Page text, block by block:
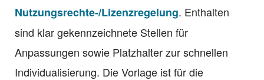
Nutzungsrechte-/Lizenzregelung. Enthalten
sind klar gekennzeichnete Stellen für
Anpassungen sowie Platzhalter zur schnellen
Individualisierung. Die Vorlage ist für die